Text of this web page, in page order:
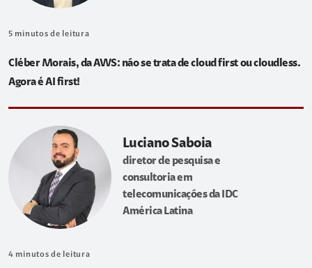
5 minutos de leitura
Cléber Morais, da AWS: não se trata de cloud first ou cloudless.
Agora é AI first!
Luciano Saboia
diretor de pesquisa e
consultoria em
telecomunicações da IDC
América Latina
4 minutos de leitura